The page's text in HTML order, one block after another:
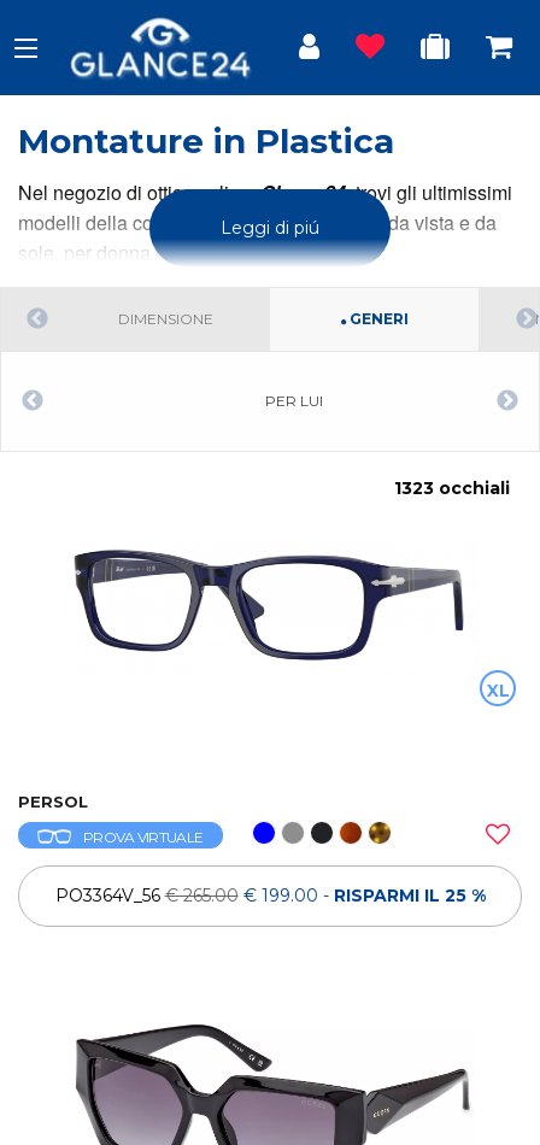
Montature in Plastica
Nel negozio di ottica online,Glance24, trovi gli ultimissimi
modelli della collezione occhiali in plastica da vista e da
sole, per donna e uomo.
Leggi di piú
DIMENSIONE GENERI
PER LUI
1323 occhiali
XL
PERSOL
PROVA VIRTUALE
PO3364V_56€ 265.00 € 199.00 - RISPARMI IL 25 %